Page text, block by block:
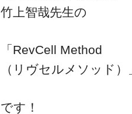
竹上智哉先生の
「RevCell Method
（リヴセルメソッド）
です！